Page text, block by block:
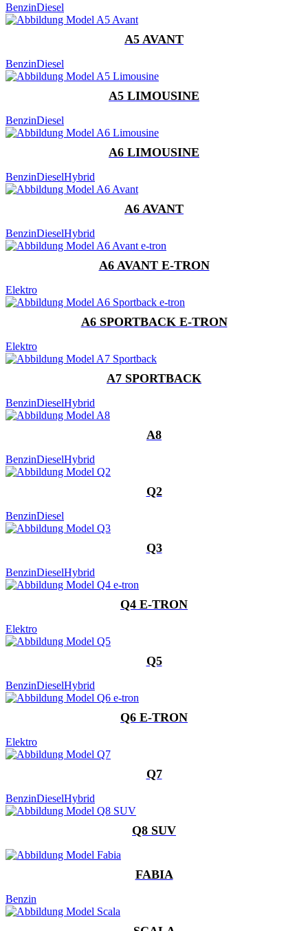
BenzinDiesel
A5 AVANT
BenzinDiesel
A5 LIMOUSINE
BenzinDiesel
A6 LIMOUSINE
BenzinDieselHybrid
A6 AVANT
BenzinDieselHybrid
A6 AVANT E-TRON
Elektro
A6 SPORTBACK E-TRON
Elektro
A7 SPORTBACK
BenzinDieselHybrid
A8
BenzinDieselHybrid
Q2
BenzinDiesel
Q3
BenzinDieselHybrid
Q4 E-TRON
Elektro
Q5
BenzinDieselHybrid
Q6 E-TRON
Elektro
Q7
BenzinDieselHybrid
Q8 SUV
FABIA
Benzin